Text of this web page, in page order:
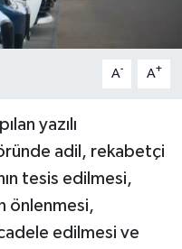
A- A+
yazılı
adil, rekabetçi
tesis edilmesi,
önlenmesi,
edilmesi ve